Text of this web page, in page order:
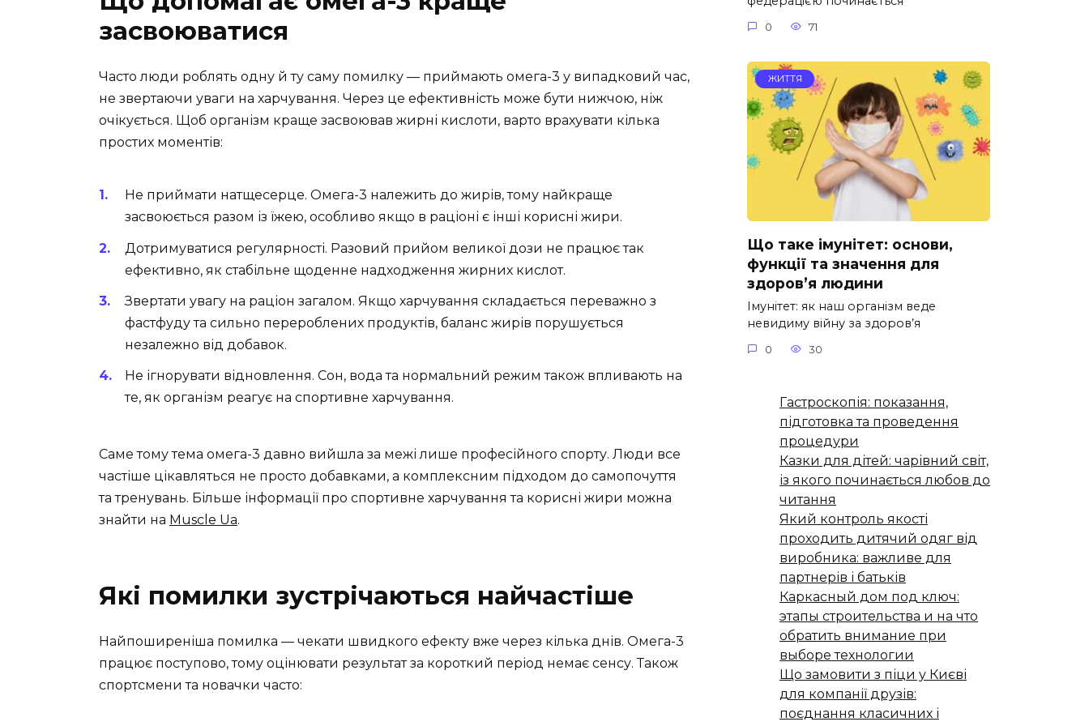
засвоюватися
Часто люди роблять одну й ту саму помилку — приймають омега-3 у випадковий час,
не звертаючи уваги на харчування. Через це ефективність може бути нижчою, ніж
очікується. Щоб організм краще засвоював жирні кислоти, варто врахувати кілька
простих моментів:
Не приймати натщесерце. Омега-3 належить до жирів, тому найкраще
засвоюється разом із їжею, особливо якщо в раціоні є інші корисні жири.
Дотримуватися регулярності. Разовий прийом великої дози не працює так
ефективно, як стабільне щоденне надходження жирних кислот.
Звертати увагу на раціон загалом. Якщо харчування складається переважно з
фастфуду та сильно перероблених продуктів, баланс жирів порушується
незалежно від добавок.
Не ігнорувати відновлення. Сон, вода та нормальний режим також впливають на
те, як організм реагує на спортивне харчування.
Саме тому тема омега-3 давно вийшла за межі лише професійного спорту. Люди все
частіше цікавляться не просто добавками, а комплексним підходом до самопочуття
та тренувань. Більше інформації про спортивне харчування та корисні жири можна
знайти на Muscle Ua.
Які помилки зустрічаються найчастіше
Найпоширеніша помилка — чекати швидкого ефекту вже через кілька днів. Омега-3
працює поступово, тому оцінювати результат за короткий період немає сенсу. Також
спортсмени та новачки часто:
0 71
ЖИТТЯ
Що таке імунітет: основи,
функції та значення для
здоров’я людини
Імунітет: як наш організм веде
невидиму війну за здоров’я
0 30
Гастроскопія: показання,
підготовка та проведення
процедури
Казки для дітей: чарівний світ,
із якого починається любов до
читання
Який контроль якості
проходить дитячий одяг від
виробника: важливе для
партнерів і батьків
Каркасный дом под ключ:
этапы строительства и на что
обратить внимание при
выборе технологии
Що замовити з піци у Києві
для компанії друзів:
поєднання класичних і